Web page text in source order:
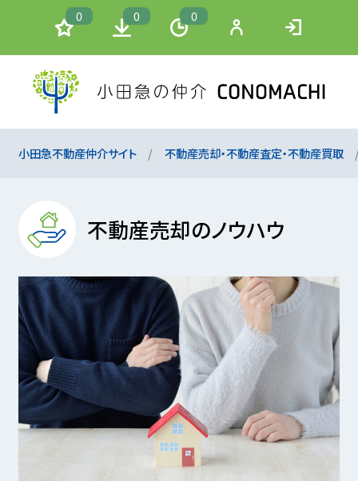
0 0 0
小田急不動産仲介サイト 不動産売却・不動産査定・不動産買取
不動産売却のノウハウ